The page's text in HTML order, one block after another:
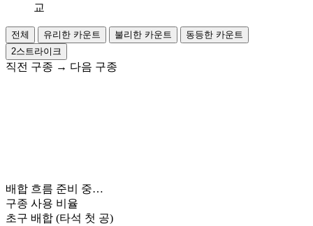
교
전체 유리한 카운트 불리한 카운트
동등한 카운트
2스트라이크
직전 구종 → 다음 구종
배합 흐름 준비 중…
구종 사용 비율
초구 배합 (타석 첫 공)